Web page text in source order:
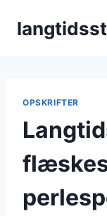
OPSKRIFTER